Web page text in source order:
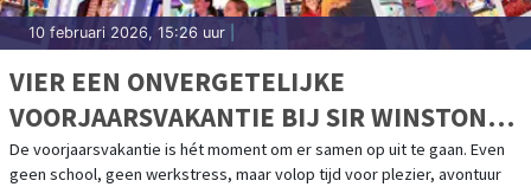
10 februari 2026, 15:26 uur
VIER EEN ONVERGETELIJKE
VOORJAARSVAKANTIE BIJ SIR WINSTON
FUN & GAMES!
De voorjaarsvakantie is hét moment om er samen op uit te gaan. Even
geen school, geen werkstress, maar volop tijd voor plezier, avontuur